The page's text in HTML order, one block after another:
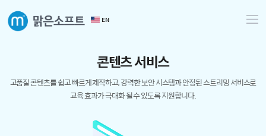
EN
콘텐츠서비스
고품질 콘텐츠를 쉽고 빠르게 제작하고, 강력한 보안 시스템과안정된 스트리밍 서비스로
교육 효과가 극대화 될 수 있도록 지원합니다.